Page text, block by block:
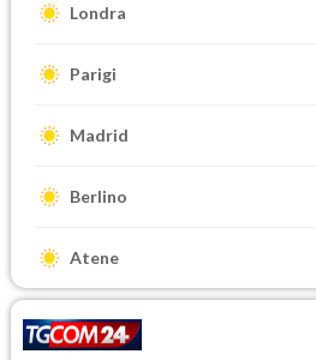
Londra
Parigi
Madrid
Berlino
Atene